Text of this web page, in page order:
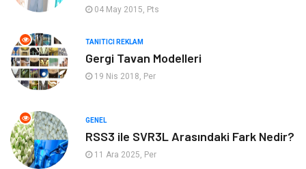
Mobilya
Bebek Giyim
Doğal Enerji Kaynakları
04 May 2015, Pts
TANITICI REKLAM
Gergi Tavan Modelleri
19 Nis 2018, Per
GENEL
RSS3 ile SVR3L Arasındaki Fark Nedir?
11 Ara 2025, Per